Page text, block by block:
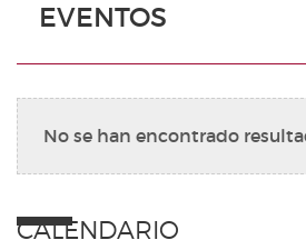
EVENTOS
No se han encontrado
CALENDARIO